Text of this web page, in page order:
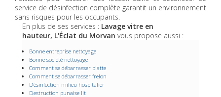
service de désinfection complète garantit un environnement
sans risques pour les occupants.
En plus de ses services : Lavage vitre en
hauteur, L'Éclat du Morvan vous propose aussi :
Bonne entreprise nettoyage
Bonne société nettoyage
Comment se débarrasser blatte
Comment se débarrasser frelon
Désinfection milieu hospitalier
Destruction punaise lit